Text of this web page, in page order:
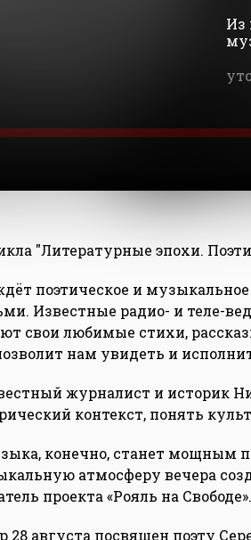
Из
"Литературные эпохи.
поэтическое и
Известные радио- и теле-
свои любимые стихи,
нам увидеть и
журналист и историк
контекст, понять
конечно, станет мощным
атмосферу вечера
проекта «Рояль на Свободе».
28 августа посвящен поэту